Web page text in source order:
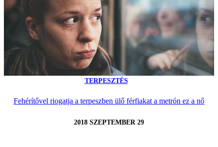
TERPESZTÉS
Fehérítővel riogatja a terpeszben ülő férfiakat a metrón ez a nő
2018 SZEPTEMBER 29